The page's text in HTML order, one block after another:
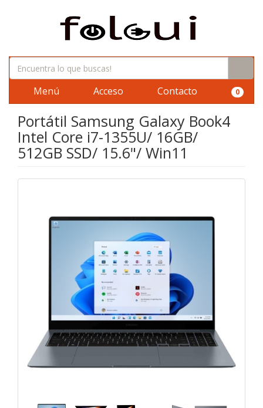
Menú Acceso Contacto 0
Portátil Samsung Galaxy Book4
Intel Core i7-1355U/ 16GB/
512GB SSD/ 15.6"/ Win11